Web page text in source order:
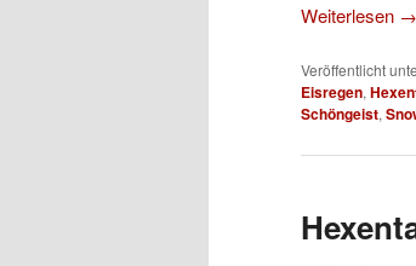
Weiterlesen →
Veröffentlicht
Eisregen,
Schöngeist,